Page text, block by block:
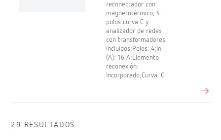
reconectador con
magnetotérmico, 4
polos curva C y
analizador de redes
con transformadores
incluidos;Polos: 4;In
(A): 16 A;Elemento
reconexión:
Incorporado;Curva: C
29 RESULTADOS